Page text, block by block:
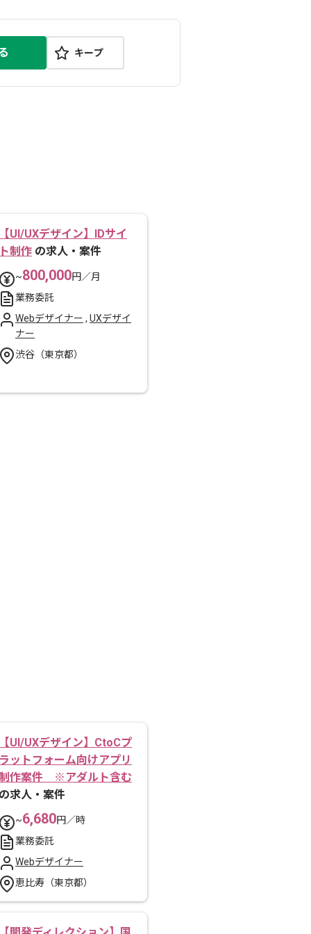
キープ
UI/UXデザイン】IDサイ
制作 の求人・案件
~800,000円／月
業務委託
Webデザイナー , UXデザイ
ナー
渋谷（東京都）
UI/UXデザイン】CtoCプ
ットフォーム向けアプリ
作案件 ※アダルト含む
求人・案件
~6,680円／時
業務委託
Webデザイナー
恵比寿（東京都）